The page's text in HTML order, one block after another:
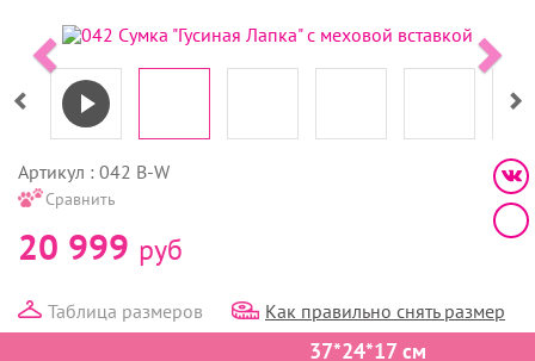
Артикул : 042 B-W
Сравнить
20 999 руб
Таблица размеров Как правильно снять размер
37*24*17 см